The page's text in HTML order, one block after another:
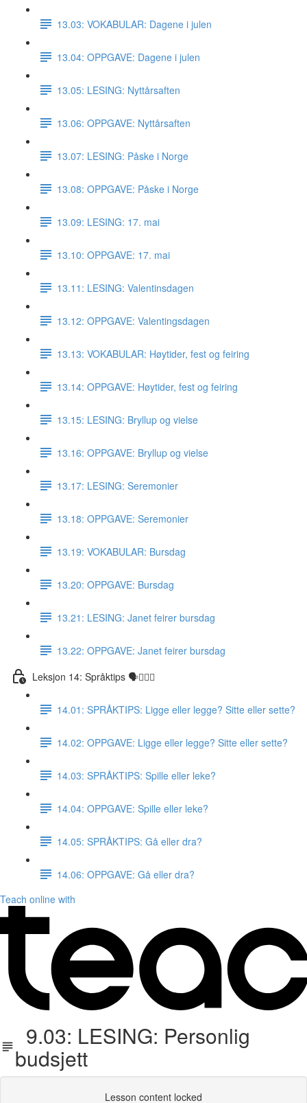
13.03: VOKABULAR: Dagene i julen
13.04: OPPGAVE: Dagene i julen
13.05: LESING: Nyttårsaften
13.06: OPPGAVE: Nyttårsaften
13.07: LESING: Påske i Norge
13.08: OPPGAVE: Påske i Norge
13.09: LESING: 17. mai
13.10: OPPGAVE: 17. mai
13.11: LESING: Valentinsdagen
13.12: OPPGAVE: Valentingsdagen
13.13: VOKABULAR: Høytider, fest og feiring
13.14: OPPGAVE: Høytider, fest og feiring
13.15: LESING: Bryllup og vielse
13.16: OPPGAVE: Bryllup og vielse
13.17: LESING: Seremonier
13.18: OPPGAVE: Seremonier
13.19: VOKABULAR: Bursdag
13.20: OPPGAVE: Bursdag
13.21: LESING: Janet feirer bursdag
13.22: OPPGAVE: Janet feirer bursdag
Leksjon 14: Språktips 🗣☝🏼✅
14.01: SPRÅKTIPS: Ligge eller legge? Sitte eller sette?
14.02: OPPGAVE: Ligge eller legge? Sitte eller sette?
14.03: SPRÅKTIPS: Spille eller leke?
14.04: OPPGAVE: Spille eller leke?
14.05: SPRÅKTIPS: Gå eller dra?
14.06: OPPGAVE: Gå eller dra?
Teach online with
9.03: LESING: Personlig
budsjett
Lesson content locked